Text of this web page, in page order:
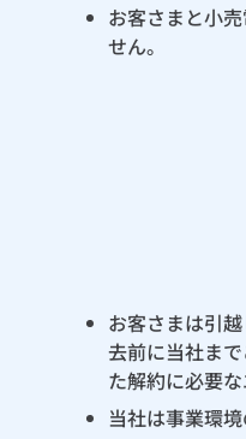
お客さまと小
せん。
お客さまは引
去前に当社ま
た解約に必要
当社は事業環